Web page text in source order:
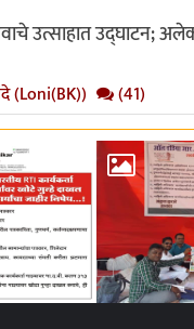
उत्साहात उद्घाटन;
(Loni(BK)) (41)